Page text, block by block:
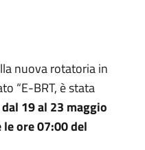
nuova rotatoria in
“E-BRT, è stata
dal 19 al 23 maggio
ore 07:00 del